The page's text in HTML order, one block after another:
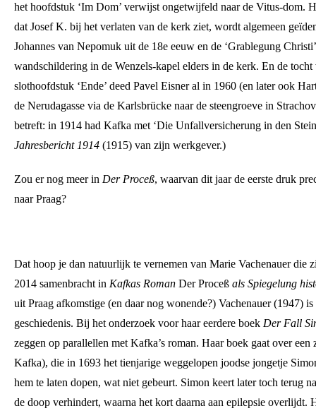
het hoofdstuk ‘Im Dom’ verwijst ongetwijfeld naar de Vitus-dom.
dat Josef K. bij het verlaten van de kerk ziet, wordt algemeen
Johannes van Nepomuk uit de 18e eeuw en de ‘Grablegung
wandschildering in de Wenzels-kapel elders in de kerk. En de
slothoofdstuk ‘Ende’ deed Pavel Eisner al in 1960 (en later ook
de Nerudagasse via de Karlsbrücke naar de steengroeve in
betreft: in 1914 had Kafka met ‘Die Unfallversicherung in den
Jahresbericht 1914 (1915) van zijn werkgever.)
Zou er nog meer in Der Proceß, waarvan dit jaar de eerste druk
naar Praag?
Dat hoop je dan natuurlijk te vernemen van Marie Vachenauer die
2014 samenbracht in Kafkas Roman Der Proceß als Spiegelung
uit Praag afkomstige (en daar nog wonende?) Vachenauer (1947)
geschiedenis. Bij het onderzoek voor haar eerdere boek Der Fall
zeggen op parallellen met Kafka’s roman. Haar boek gaat over
Kafka), die in 1693 het tienjarige weggelopen joodse jongetje
hem te laten dopen, wat niet gebeurt. Simon keert later toch terug
de doop verhindert, waarna het kort daarna aan epilepsie overlijdt.